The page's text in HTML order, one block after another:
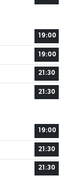
19:00
19:00
21:30
21:30
19:00
21:30
21:30